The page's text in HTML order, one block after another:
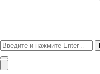
Поиск
для: